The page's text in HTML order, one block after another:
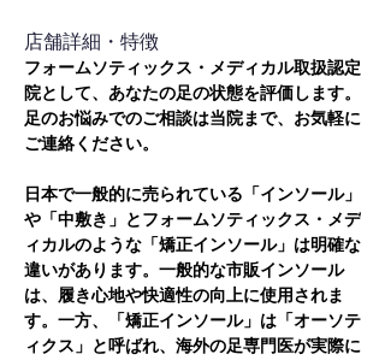
​店舗詳細・特徴
フォームソティックス・メディカル取扱認定
院として、あなたの足の状態を評価します。
足のお悩みでのご相談は当院まで、お気軽に
ご連絡ください。
日本で一般的に売られている「インソール」
や「中敷き」とフォームソティックス・メデ
ィカルのような「矯正インソール」は明確な
違いがあります。一般的な市販インソール
は、履き心地や快適性の向上に使用されま
す。一方、「矯正インソール」は「オーソテ
ィクス」と呼ばれ、海外の足専門医が実際に